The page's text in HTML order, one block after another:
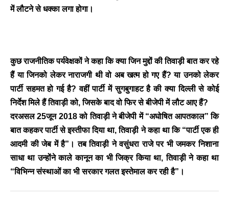
में लौटने से धक्का लगा होगा।
कुछ राजनीतिक पर्यवेक्षकों ने कहा कि क्या जिन मुद्दों की तिवाड़ी बात कर रहे
हैं या जिनको लेकर नाराजगी थी वो अब खत्म हो गए हैं? या उनको लेकर
पार्टी सहमत हो गई है? वहीं पार्टी में सुगबुगाहट है की क्या दिल्ली से कोई
निर्देश मिले हैं तिवाड़ी को, जिसके बाद वो फिर से बीजेपी में लौट आए हैं?
दरअसल 25जून 2018 को तिवाड़ी ने बीजेपी में “अघोषित आपतकाल” कि
बात कहकर पार्टी से इस्तीफा दिया था, तिवाड़ी ने कहा था कि “पार्टी एक ही
आदमी की जेब में है”। तब तिवाड़ी ने वसुंधरा राजे पर भी जमकर निशाना
साधा था उन्होंने काले कानून का भी जिक्र किया था, तिवाड़ी ने कहा था
“विभिन्न संस्थाओं का भी सरकार गलत इस्तेमाल कर रही है”।
जयपुर से दुनिया को भारत
का संदेश: ब्रिक्स सम्मेलन में
छोटे उद्योगों, स्टार्टअप और
रोजगार बढ़ाने पर सहमति
<section class="text-token-
text-primary w-full
focus:outline-none has-data-
writing-block:pointer-events-
none <&:has()>*>:pointer-